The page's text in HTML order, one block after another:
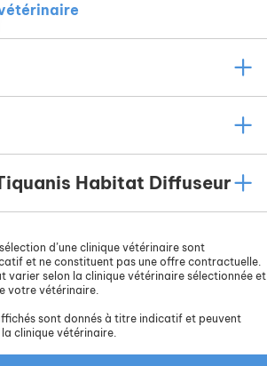
Habitat Diffuseur
d’une clinique vétérinaire sont
et ne constituent pas une offre contractuelle.
varier selon la clinique vétérinaire sélectionnée et
votre vétérinaire.
sont donnés à titre indicatif et peuvent
clinique vétérinaire.